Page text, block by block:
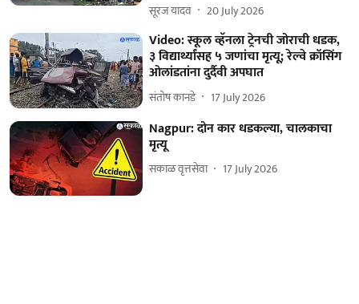
सूरज यादव 20 July 2026
Video: स्कूल व्हॅनला ट्रेनची जोराची धडक,
३ विद्यार्थ्यांसह ५ जणांचा मृत्यू; रेल्वे क्रॉसिंग
ओलांडतांना दुर्दैवी अपघात
संतोष कानडे 17 July 2026
Nagpur: दोन कार धडकल्या, चालकाचा
मृत्यू
सकाळ वृत्तसेवा 17 July 2026